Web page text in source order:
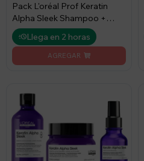
Pack L'oréal Prof Keratin
Alpha Sleek Shampoo +
Máscara
Llega en 2 horas